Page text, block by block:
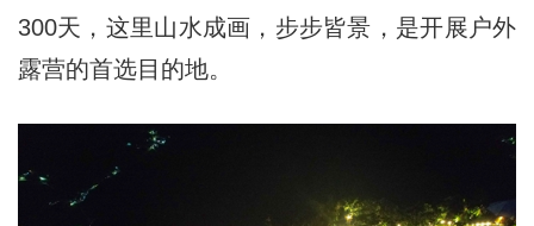
300天，这里山水成画，步步皆景，是开展户外
露营的首选目的地。